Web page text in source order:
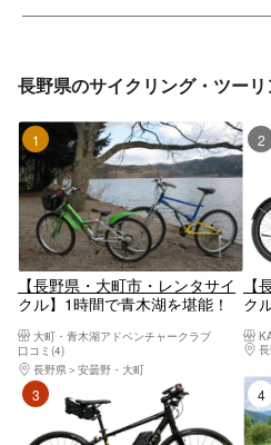
長野県のサイクリング・ツー
1位
【長野県・大町市・レンタサイ
クル】1時間で青木湖を堪能！
ラン大町・青木湖アドベンチャークラブ
口コミ(4)
長野県
安曇野・大町
【
ク
3位